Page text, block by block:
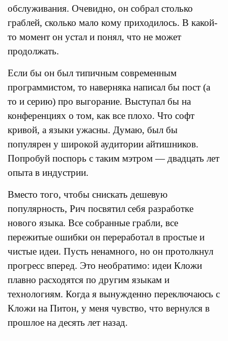
обслуживания. Очевидно, он собрал столько
граблей, сколько мало кому приходилось. В какой-
то момент он устал и понял, что не может
продолжать.
Если бы он был типичным современным
программистом, то наверняка написал бы пост (а
то и серию) про выгорание. Выступал бы на
конференциях о том, как все плохо. Что софт
кривой, а языки ужасны. Думаю, был бы
популярен у широкой аудитории айтишников.
Попробуй поспорь с таким мэтром — двадцать лет
опыта в индустрии.
Вместо того, чтобы снискать дешевую
популярность, Рич посвятил себя разработке
нового языка. Все собранные грабли, все
пережитые ошибки он переработал в простые и
чистые идеи. Пусть ненамного, но он протолкнул
прогресс вперед. Это необратимо: идеи Кложи
плавно расходятся по другим языкам и
технологиям. Когда я вынужденно переключаюсь с
Кложи на Питон, у меня чувство, что вернулся в
прошлое на десять лет назад.